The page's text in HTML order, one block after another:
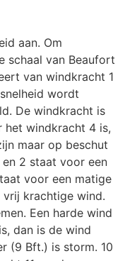
aan. Om
schaal van Beaufort
van windkracht 1
wordt
De windkracht is
het windkracht 4 is,
maar op beschut
2 staat voor een
voor een matige
krachtige wind.
Een harde wind
dan is de wind
(9 Bft.) is storm. 10